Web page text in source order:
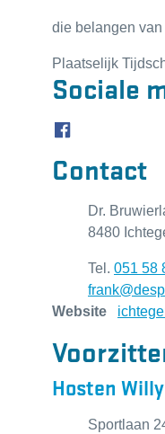
die belangen
Plaatselijk
Sociale
Facebook
Contact
AdresDr.
,8480
051 58
E-mailfrank@
Website
Hosten Willy
AdresSportlaan